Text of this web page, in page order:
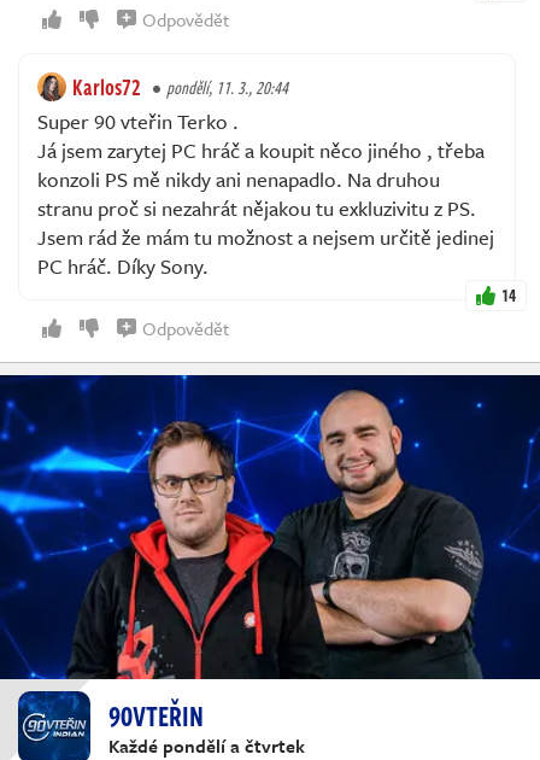
90VTEŘIN
Každé pondělí a čtvrtek
Odpovědět
Karlos72 pondělí, 11. 3., 20:44
Super 90 vteřin Terko .
Já jsem zarytej PC hráč a koupit něco jiného , třeba
konzoli PS mě nikdy ani nenapadlo. Na druhou
stranu proč si nezahrát nějakou tu exkluzivitu z PS.
Jsem rád že mám tu možnost a nejsem určitě jedinej
PC hráč. Díky Sony.
14
Odpovědět